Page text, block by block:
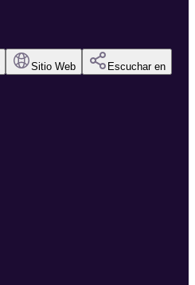
Sitio Web Escuchar en